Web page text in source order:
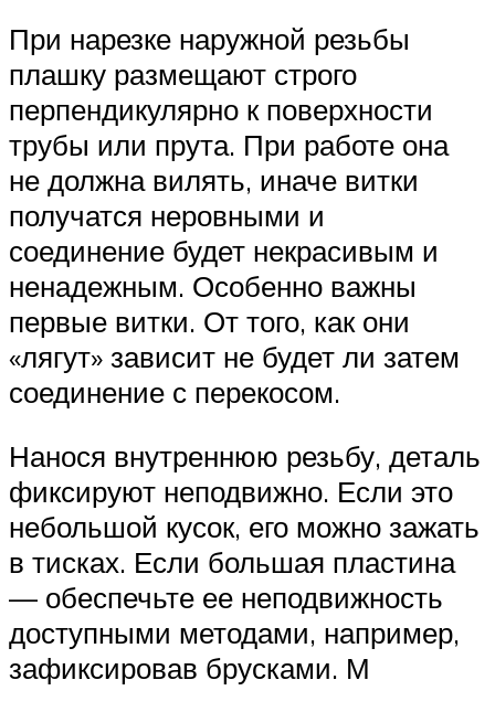
При нарезке наружной резьбы
плашку размещают строго
перпендикулярно к поверхности
трубы или прута. При работе она
не должна вилять, иначе витки
получатся неровными и
соединение будет некрасивым и
ненадежным. Особенно важны
первые витки. От того, как они
«лягут» зависит не будет ли затем
соединение с перекосом.
Нанося внутреннюю резьбу, деталь
фиксируют неподвижно. Если это
небольшой кусок, его можно зажать
в тисках. Если большая пластина
— обеспечьте ее неподвижность
доступными методами, например,
зафиксировав брусками. М